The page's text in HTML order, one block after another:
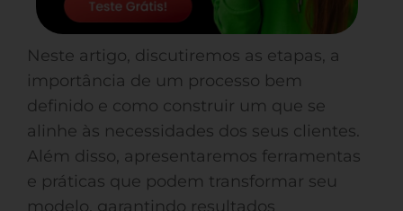
Neste artigo, discutiremos as etapas, a
importância de um processo bem
definido e como construir um que se
alinhe às necessidades dos seus clientes.
Além disso, apresentaremos ferramentas
e práticas que podem transformar seu
modelo, garantindo resultados